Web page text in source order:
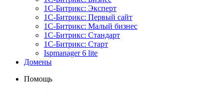
1С-Битрикс: Эксперт
1С-Битрикс: Первый сайт
1С-Битрикс: Малый бизнес
1С-Битрикс: Стандарт
1С-Битрикс: Старт
Ispmanager 6 lite
Домены
Помощь